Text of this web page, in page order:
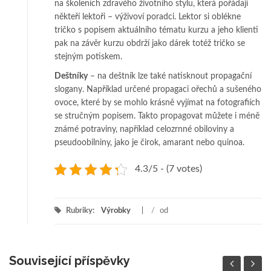
na školeních zdravého životního stylu, která pořádají
někteří lektoři – výživoví poradci. Lektor si oblékne
tričko s popisem aktuálního tématu kurzu a jeho klienti
pak na závěr kurzu obdrží jako dárek totéž tričko se
stejným potiskem.
Deštníky– na deštník lze také natisknout propagační
slogany. Například určené propagaci ořechů a sušeného
ovoce, které by se mohlo krásně vyjímat na fotografiích
se stručným popisem. Takto propagovat můžete i méně
známé potraviny, například celozrnné obiloviny a
pseudoobilniny, jako je čirok, amarant nebo quinoa.
4.3/5 - (7 votes)
Rubriky: Výrobky / od
Související příspěvky